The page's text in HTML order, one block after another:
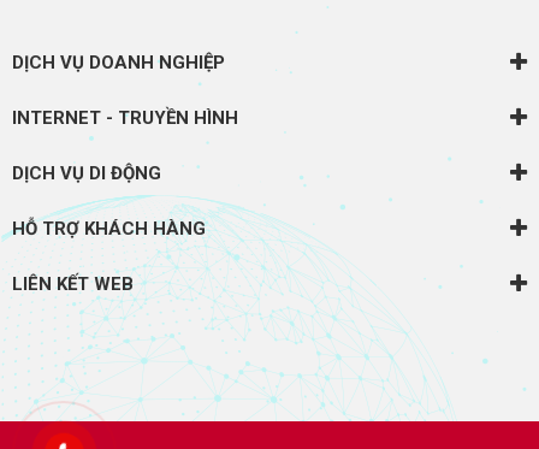
DỊCH VỤ DOANH NGHIỆP
INTERNET - TRUYỀN HÌNH
DỊCH VỤ DI ĐỘNG
HỖ TRỢ KHÁCH HÀNG
LIÊN KẾT WEB